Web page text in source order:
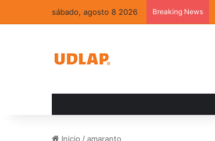
sábado, agosto 8 2026 Breaking News
Inicio /amaranto